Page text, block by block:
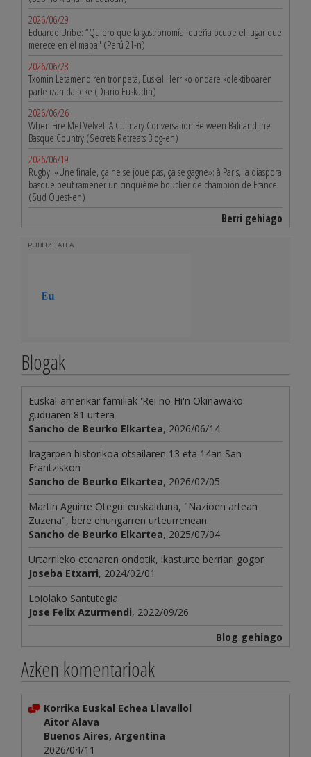
2026/06/29
Eduardo Uribe: “Quiero que la gastronomía iqueña ocupe el lugar que
merece en el mapa" (Perú 21-n)
2026/06/28
Txomin Letamendiren tronpeta, Euskal Herriko ondare kolektiboaren
parte izan daiteke (Diario Euskadin)
2026/06/26
When Fire Met Velvet: A Culinary Conversation Between Bali and the
Basque Country (Secrets Retreats Blog-en)
2026/06/19
Rugby. «Une finale, ça ne se joue pas, ça se gagne»: à Paris, la diaspora
basque peut ramener un cinquième bouclier de champion de France
(Sud Ouest-en)
Berri gehiago
PUBLIZITATEA
Blogak
Euskal-amerikar familiak 'Rei no Hi'n Okinawako
guduaren 81 urtera
Sancho de Beurko Elkartea, 2026/06/14
Iragarpen historikoa otsailaren 13 eta 14an San
Frantziskon
Sancho de Beurko Elkartea, 2026/02/05
Martin Aguirre Otegui euskalduna, "Nazioen artean
Zuzena", bere ehungarren urteurrenean
Sancho de Beurko Elkartea, 2025/07/04
Urtarrileko etenaren ondotik, ikasturte berriari gogor
Joseba Etxarri, 2024/02/01
Loiolako Santutegia
Jose Felix Azurmendi, 2022/09/26
Blog gehiago
Azken komentarioak
Korrika Euskal Echea Llavallol
Aitor Alava
Buenos Aires, Argentina
2026/04/11